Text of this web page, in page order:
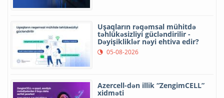
Uşaqların rəqəmsal mühitdə
təhlükəsizliyi gücləndirilir -
Dəyişikliklər nəyi ehtiva edir?
05-08-2026
Azercell-dən illik “ZengimCELL”
xidməti